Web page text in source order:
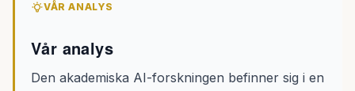
VÅR ANALYS
Vår analys
Den akademiska AI-forskningen befinner sig i en